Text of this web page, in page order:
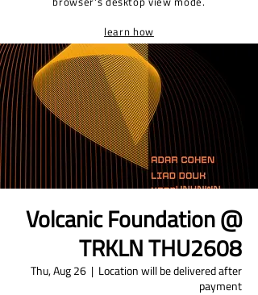
learn how
Volcanic Foundation @
TRKLN THU2608
Thu, Aug 26
  |
Location will be delivered after
payment